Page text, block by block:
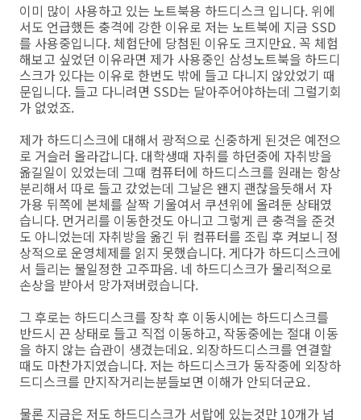
이미 많이 사용하고 있는 노트북용 하드디스크 입니다. 위에
서도 언급했든 충격에 강한 이유로 저는 노트북에 지금 SSD
를 사용중입니다. 체험단에 당첨된 이유도 크지만요. 꼭 체험
해보고 싶었던 이유라면 제가 사용중인 삼성노트북을 하드디
스크가 있다는 이유로 한번도 밖에 들고 다니지 않았었기 때
문입니다. 들고 다니려면 SSD는 달아주어야하는데 그럴기회
가 없었죠.
제가 하드디스크에 대해서 광적으로 신중하게 된것은 예전으
로 거슬러 올라갑니다. 대학생때 자취를 하던중에 자취방을
옮길일이 있었는데 그때 컴퓨터에 하드디스크를 원래는 항상
분리해서 따로 들고 갔었는데 그날은 왠지 괜찮을듯해서 자
가용 뒤쪽에 본체를 살짝 기울여서 쿠션위에 올려둔 상태였
습니다. 먼거리를 이동한것도 아니고 그렇게 큰 충격을 준것
도 아니었는데 자취방을 옮긴 뒤 컴퓨터를 조립 후 켜보니 정
상적으로 운영체제를 읽지 못했습니다. 게다가 하드디스크에
서 들리는 불일정한 고주파음. 네 하드디스크가 물리적으로
손상을 받아서 망가져버렸습니다.
그 후로는 하드디스크를 장착 후 이동시에는 하드디스크를
반드시 끈 상태로 들고 직접 이동하고, 작동중에는 절대 이동
을 하지 않는 습관이 생겼는데요. 외장하드디스크를 연결할
때도 마찬가지였습니다. 저는 하드디스크가 동작중에 외장하
드디스크를 만지작거리는분들보면 이해가 안되더군요.
물론 지금은 저도 하드디스크가 서랍에 있는것만 10개가 넘